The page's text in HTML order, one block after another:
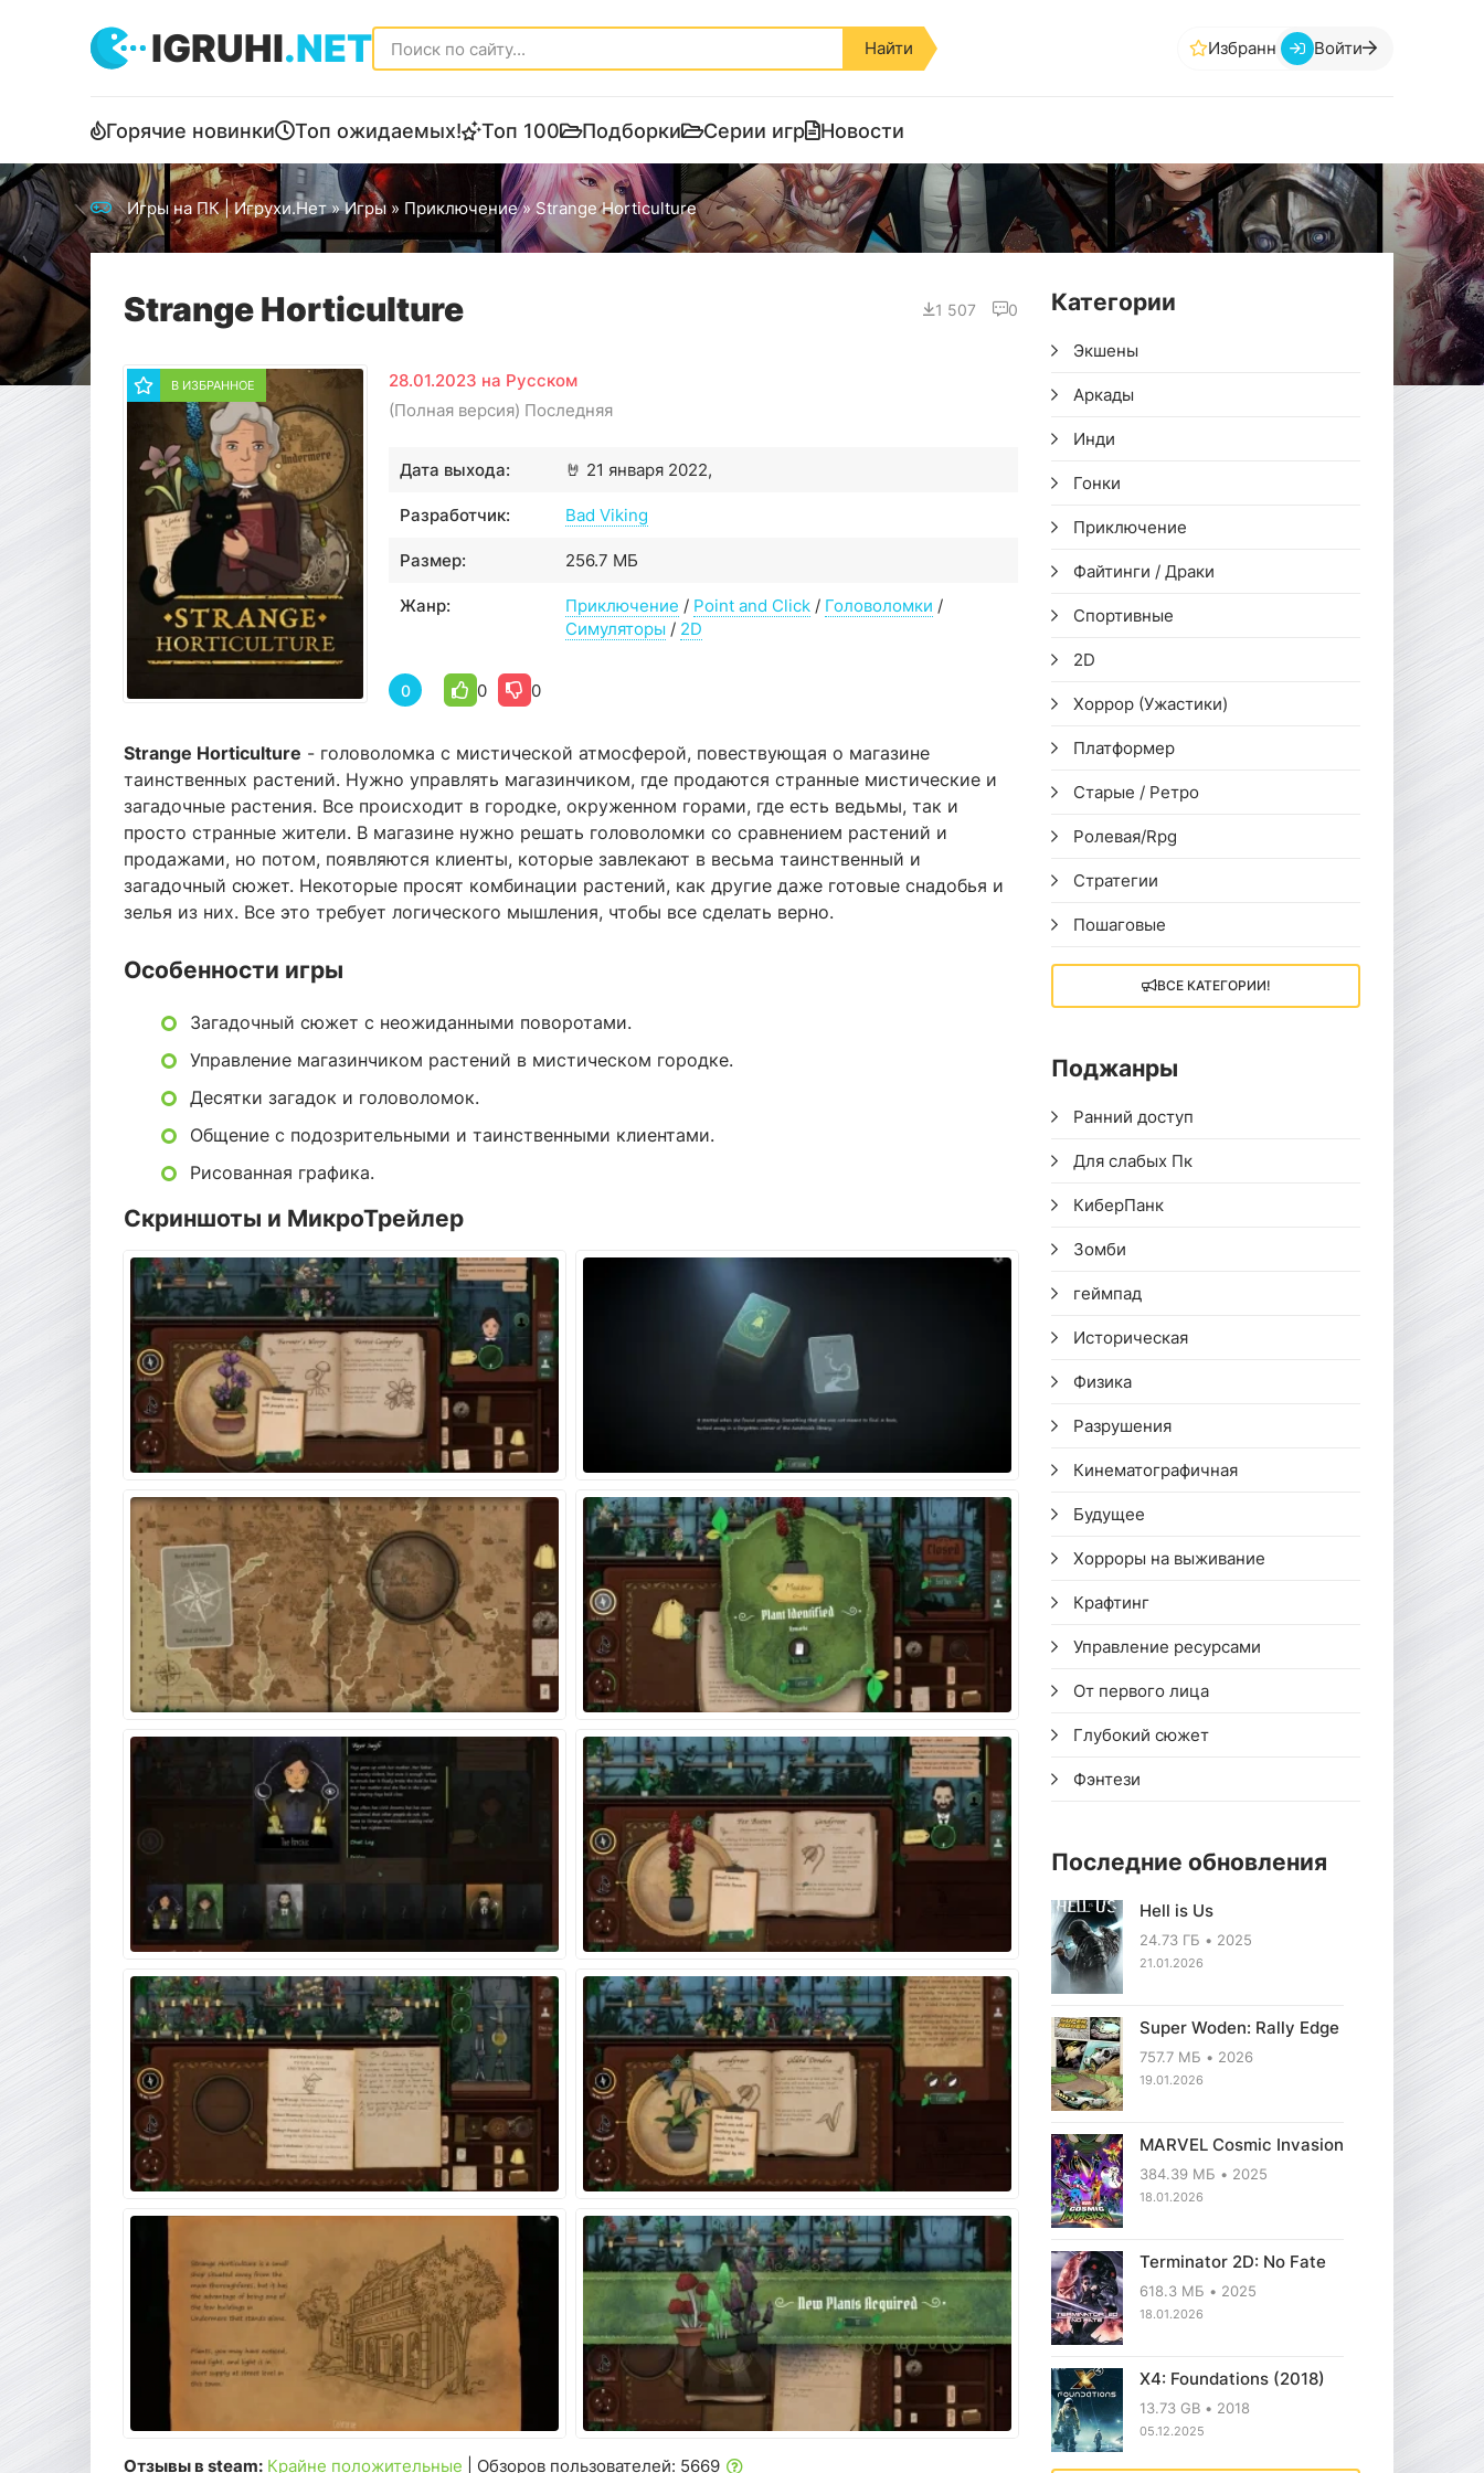
IGRUHI.NET Найти Избранное Войти
Горячие новинки Топ ожидаемых! Топ 100 Подборки Серии игр Новости
Игры на ПК | Игрухи.Нет»Игры» Приключение» Strange Horticulture
Strange Horticulture 1 507 0
В ИЗБРАННОЕ
28.01.2023 на Русском
(Полная версия) Последняя
🤘
Дата выхода: 21 января 2022,
Разработчик: Bad Viking
Размер: 256.7 МБ
Жанр: Приключение / Point and Click / Головоломки /
Симуляторы / 2D
0 0 0
Strange Horticulture - головоломка с мистической атмосферой, повествующая о магазине
таинственных растений. Нужно управлять магазинчиком, где продаются странные мистические и
загадочные растения. Все происходит в городке, окруженном горами, где есть ведьмы, так и
просто странные жители. В магазине нужно решать головоломки со сравнением растений и
продажами, но потом, появляются клиенты, которые завлекают в весьма таинственный и
загадочный сюжет. Некоторые просят комбинации растений, как другие даже готовые снадобья и
зелья из них. Все это требует логического мышления, чтобы все сделать верно.
Особенности игры
Загадочный сюжет с неожиданными поворотами.
Управление магазинчиком растений в мистическом городке.
Десятки загадок и головоломок.
Общение с подозрительными и таинственными клиентами.
Рисованная графика.
Скриншоты и МикроТрейлер
Отзывы в steam: Крайне положительные | Обзоров пользователей: 5669
Категории
Экшены
Аркады
Инди
Гонки
Приключение
Файтинги / Драки
Спортивные
2D
Хоррор (Ужастики)
Платформер
Старые / Ретро
Ролевая/Rpg
Стратегии
Пошаговые
ВСЕ КАТЕГОРИИ!
Поджанры
Ранний доступ
Для слабых Пк
КиберПанк
Зомби
геймпад
Историческая
Физика
Разрушения
Кинематографичная
Будущее
Хорроры на выживание
Крафтинг
Управление ресурсами
От первого лица
Глубокий сюжет
Фэнтези
Последние обновления
Hell is Us
24.73 ГБ 2025
21.01.2026
Super Woden: Rally Edge
757.7 МБ 2026
19.01.2026
MARVEL Cosmic Invasion
384.39 МБ 2025
18.01.2026
Terminator 2D: No Fate
618.3 МБ 2025
18.01.2026
X4: Foundations (2018)
13.73 GB 2018
05.12.2025